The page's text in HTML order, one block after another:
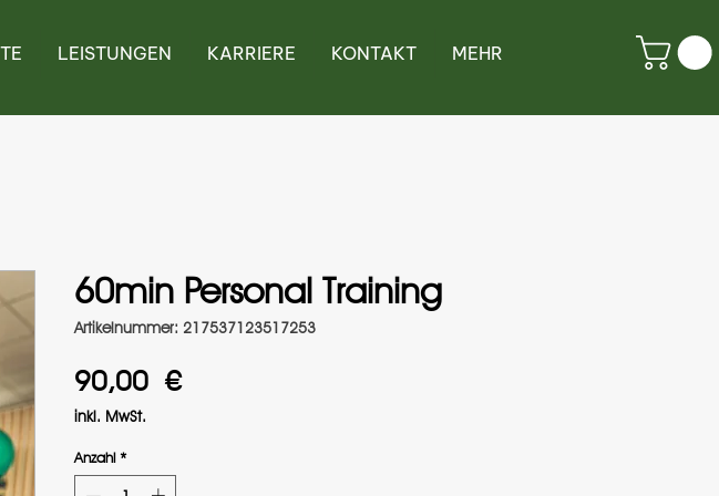
LEISTUNGEN KARRIERE KONTAKT MEHR
60min Personal Training
Artikelnummer: 217537123517253
90,00 €Preis
inkl. MwSt.
Anzahl *